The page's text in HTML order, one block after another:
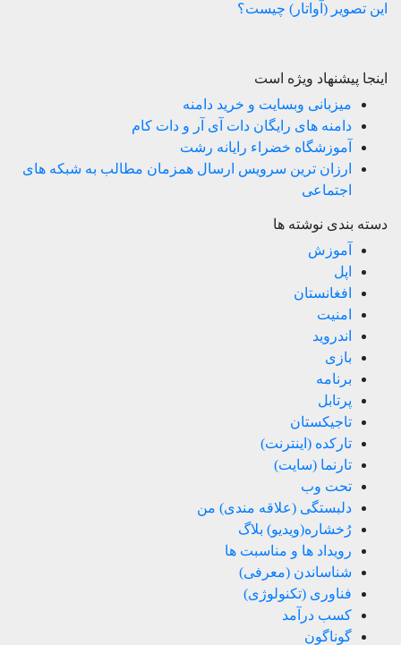
این تصویر (آواتار) چیست؟
اینجا پیشنهاد ویژه است
میزبانی وبسایت و خرید دامنه
دامنه های رایگان دات آی آر و دات کام
آموزشگاه خضراء رایانه رشت
ارزان ترین سرویس ارسال همزمان مطالب به شبکه های
اجتماعی
دسته بندی نوشته ها
آموزش
اپل
افغانستان
امنیت
اندروید
بازی
برنامه
پرتابل
تاجیکستان
تارکده (اینترنت)
تارنما (سایت)
تحت وب
دلبستگی (علاقه مندی) من
رُخشاره(ویدیو) بلاگ
رویداد ها و مناسبت ها
شناساندن (معرفی)
فناوری (تکنولوژی)
کسب درآمد
گوناگون